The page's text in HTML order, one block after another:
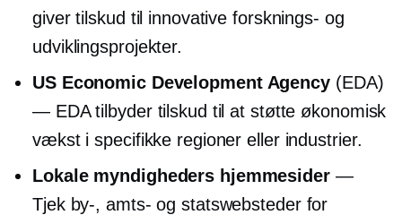
giver tilskud til innovative forsknings- og
udviklingsprojekter.
US Economic Development Agency (EDA)
— EDA tilbyder tilskud til at støtte økonomisk
vækst i specifikke regioner eller industrier.
Lokale myndigheders hjemmesider—
Tjek by-, amts- og statswebsteder for